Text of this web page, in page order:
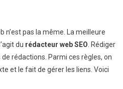
pas la même. La meilleure
du rédacteur web SEO . Rédiger
rédactions. Parmi ces règles, on
et le fait de gérer les liens. Voici